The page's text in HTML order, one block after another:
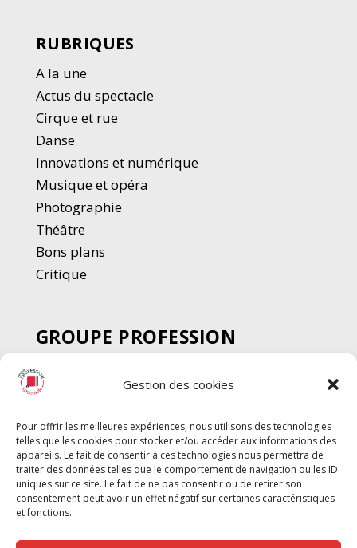
Gestion des cookies
Pour offrir les meilleures expériences, nous utilisons des technologies
telles que les cookies pour stocker et/ou accéder aux informations des
appareils. Le fait de consentir à ces technologies nous permettra de
traiter des données telles que le comportement de navigation ou les ID
uniques sur ce site. Le fait de ne pas consentir ou de retirer son
consentement peut avoir un effet négatif sur certaines caractéristiques
et fonctions.
RUBRIQUES
A la une
Actus du spectacle
Cirque et rue
Danse
Innovations et numérique
Musique et opéra
Photographie
Théâtre
Bons plans
Critique
GROUPE PROFESSION
SPECTACLE
Chèque Intermittents
Chèque Compta
Chèque Emploi Spectacle
G-Pods
Profession Audio-visuel